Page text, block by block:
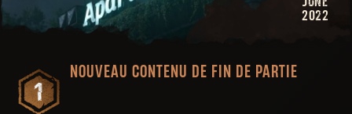
2022
NOUVEAU CONTENU DE FIN DE PARTIE